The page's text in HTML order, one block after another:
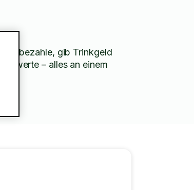
bezahle, gib Trinkgeld
bewerte – alles an einem